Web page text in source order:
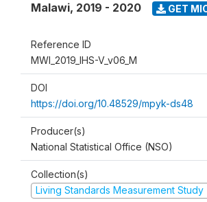
Malawi, 2019 - 2020 GET
Reference ID
MWI_2019_IHS-V_v06_M
DOI
https://doi.org/10.48529/mpyk-ds48
Producer(s)
National Statistical Office (NSO)
Collection(s)
Living Standards Measurement Study